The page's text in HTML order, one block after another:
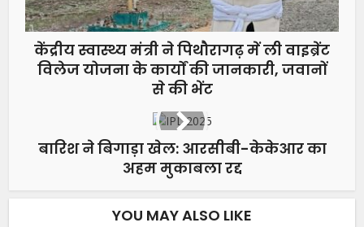
केंद्रीय स्वास्थ्य मंत्री ने पिथौरागढ़ में ली वाइब्रेंट
विलेज योजना के कार्यों की जानकारी, जवानों
से की भेंट
बारिश ने बिगाड़ा खेल: आरसीबी-केकेआर का
अहम मुकाबला रद्द
YOU MAY ALSO LIKE